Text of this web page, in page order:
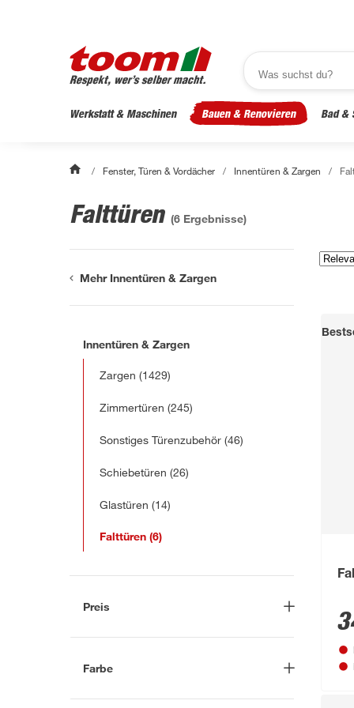
Werkstatt & Maschinen Bauen & Renovieren Bad &
/ Fenster, Türen & Vordächer / Innentüren & Zargen /
Falttüren (6 Ergebnisse)
Mehr Innentüren & Zargen
Innentüren & Zargen
Zargen (1429)
Zimmertüren (245)
Sonstiges Türenzubehör (46)
Schiebetüren (26)
Glastüren (14)
Falttüren (6)
Preis
Farbe
Beige (5)